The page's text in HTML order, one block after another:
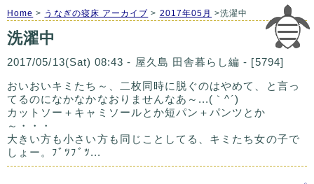
Home > うなぎの寝床 アーカイブ > 2017年05月 >洗濯中
洗濯中
2017/05/13(Sat) 08:43 - 屋久島 田舎暮らし編 - [5794]
おいおいキミたち～、二枚同時に脱ぐのはやめて、と言っ
てるのになかなかなおりませんなあ～...(｀^´)
カットソー＋キャミソールとか短パン＋パンツとか
～・・・
大きい方も小さい方も同じことしてる、キミたち女の子で
しょー。ﾌﾞﾂﾌﾞﾂ...